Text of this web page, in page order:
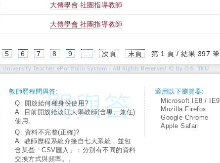
大傳學會 社團指導教師
大傳學會 社團指導教師
5 6 7 8 9 次頁 末頁 第 1 頁 / 結果 397 筆
University Teacher ePortfolio System - All Rights Reserved © by OIS, TKU
教師歷程問與答:
Q: 開放給何種身份使用?
A: 目前開放給淡江大學教師(含專、兼任)
使用。
Q: 資料不完整(正確)?
A: 教師歷程系統介接自七大系統，並包
含某些「CSV匯入」；分別有不同的資料
交換方式與頻率。。
適用以下瀏覽器:
Microsoft IE8 / IE9
Mozilla Firefox
Google Chrome
Apple Safari